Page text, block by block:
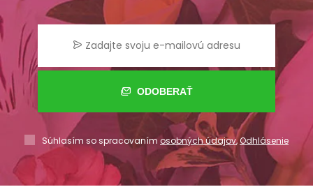
ODOBERAŤ
Súhlasím so spracovaním osobných údajov,Odhlásenie